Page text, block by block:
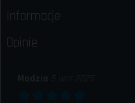
Informacje
Opinie